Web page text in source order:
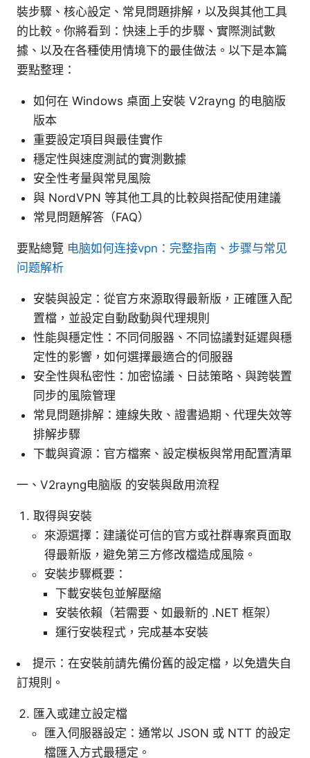
裝步驟、核心設定、常見問題排解，以及與其他工具
的比較。你將看到：快速上手的步驟、實際測試數
據、以及在各種使用情境下的最佳做法。以下是本篇
要點整理：
如何在 Windows 桌面上安裝 V2rayng 的电脑版
版本
重要設定項目與最佳實作
穩定性與速度測試的實測數據
安全性考量與常見風險
與 NordVPN 等其他工具的比較與搭配使用建議
常見問題解答（FAQ）
要點總覽 电脑如何连接vpn：完整指南、步骤与常见
问题解析
安裝與設定：從官方來源取得最新版，正確匯入配
置檔，並設定自動啟動與代理規則
性能與穩定性：不同伺服器、不同協議對延遲與穩
定性的影響，如何選擇最適合的伺服器
安全性與私密性：加密協議、日誌策略、與跨裝置
同步的風險管理
常見問題排解：連線失敗、證書過期、代理失效等
排解步驟
下載與資源：官方檔案、設定模板與常用配置清單
一、V2rayng电脑版 的安裝與啟用流程
取得與安裝
來源選擇：建議從可信的官方或社群專案頁面取
得最新版，避免第三方修改檔造成風險。
安裝步驟概要：
下載安裝包並解壓縮
安裝依賴（若需要、如最新的 .NET 框架）
運行安裝程式，完成基本安裝
提示：在安裝前請先備份舊的設定檔，以免遺失自
訂規則。
匯入或建立設定檔
匯入伺服器設定：通常以 JSON 或 NTT 的設定
檔匯入方式最穩定。